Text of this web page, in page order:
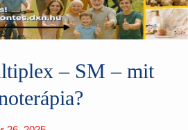
– SM – mit